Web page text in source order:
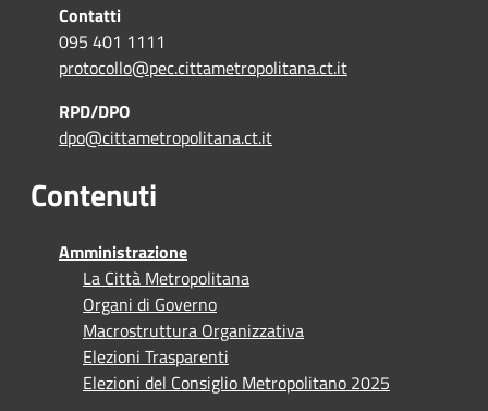
Contatti
095 401 1111
protocollo@pec.cittametropolitana.ct.it
RPD/DPO
dpo@cittametropolitana.ct.it
Contenuti
Amministrazione
La Città Metropolitana
Organi di Governo
Macrostruttura Organizzativa
Elezioni Trasparenti
Elezioni del Consiglio Metropolitano 2025